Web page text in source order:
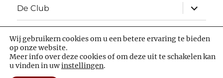
De Club
Open
Facebookchess.com
Luctor et Emergo Statuten
Wij gebruikern cookies om u een betere ervaring te bieden
op onze website.
Meer info over deze cookies of om deze uit te schakelen kan
u vinden in uwinstellingen.